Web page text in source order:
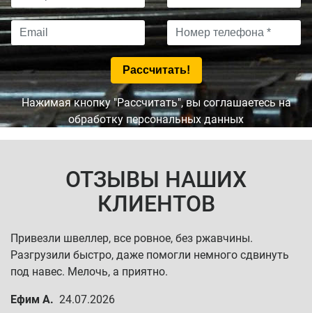
Нажимая кнопку "Рассчитать", вы соглашаетесь на
обработку персональных данных
ОТЗЫВЫ НАШИХ
КЛИЕНТОВ
Привезли швеллер, все ровное, без ржавчины.
Разгрузили быстро, даже помогли немного сдвинуть
под навес. Мелочь, а приятно.
Ефим А. 24.07.2026